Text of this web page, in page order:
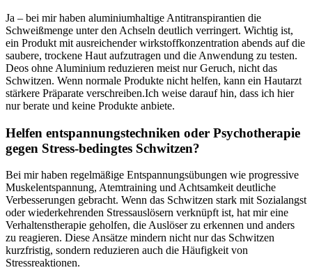
Ja – bei mir⁤ haben aluminiumhaltige Antitranspirantien die
‌Schweißmenge unter den Achseln deutlich ⁢verringert. Wichtig ist,
ein Produkt mit ausreichender wirkstoffkonzentration abends auf die
⁢saubere, trockene Haut aufzutragen und die Anwendung‌ zu testen.‍
Deos⁣ ohne Aluminium reduzieren meist nur Geruch, nicht das
Schwitzen. Wenn normale Produkte nicht helfen,‍ kann ‍ein‌ Hautarzt
stärkere Präparate verschreiben.Ich weise darauf hin, dass ich hier
nur berate und keine ​Produkte anbiete.
Helfen entspannungstechniken oder Psychotherapie
gegen Stress‑bedingtes Schwitzen?
Bei mir ⁤haben regelmäßige Entspannungsübungen wie progressive
Muskelentspannung, Atemtraining und Achtsamkeit deutliche
Verbesserungen gebracht. Wenn das Schwitzen stark mit Sozialangst
oder wiederkehrenden Stressauslösern verknüpft ist, hat mir eine
Verhaltenstherapie geholfen, die Auslöser zu erkennen und anders
zu reagieren. Diese Ansätze mindern ​nicht nur das Schwitzen
kurzfristig, sondern reduzieren auch die ⁣Häufigkeit von
Stressreaktionen.